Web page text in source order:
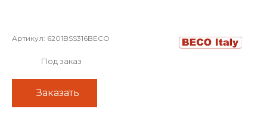
Артикул: 6201BSS316BECO
Под заказ
Заказать